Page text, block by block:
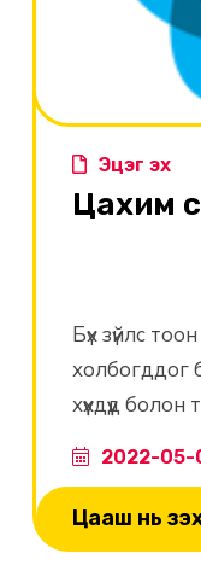
Эцэг эх
Цахим
Бүх зүйлс
холбогддог
хүүхдүүд
шинэ шинэ
байна.
2022-05-
Цааш нь